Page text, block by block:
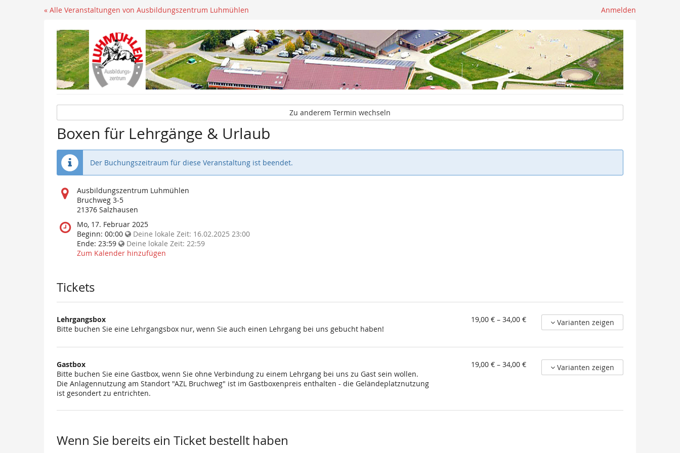
Anmelden
« Alle Veranstaltungen von Ausbildungszentrum Luhmühlen
Zu anderem Termin wechseln
Boxen für Lehrgänge & Urlaub
Der Buchungszeitraum für diese Veranstaltung ist beendet.
Wo
findet
diese
statt?
Ausbildungszentrum Luhmühlen
Bruchweg 3-5
21376 Salzhausen
Wann
findet
diese
Veranstaltung
Mo, 17. Februar 2025
Beginn: 00:00 Deine lokale Zeit: 16.02.2025 23:00
Ende: 23:59 Deine lokale Zeit: 22:59
Zum Kalender hinzufügen
Tickets
Lehrgangsbox
Bitte buchen Sie eine Lehrgangsbox nur, wenn Sie auch einen Lehrgang bei uns gebucht haben!
von
34,00 €
19,00 € – 34,00 € Varianten zeigen
Gastbox
Bitte buchen Sie eine Gastbox, wenn Sie ohne Verbindung zu einem Lehrgang bei uns zu Gast sein wollen.
Die Anlagennutzung am Standort "AZL Bruchweg" ist im Gastboxenpreis enthalten - die Geländeplatznutzung
ist gesondert zu entrichten.
von
19,00 € – 34,00 € Varianten zeigen
Wenn Sie bereits ein Ticket bestellt haben